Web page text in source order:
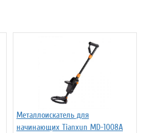
Металлоискатель для
начинающих Tianxun MD-1008A